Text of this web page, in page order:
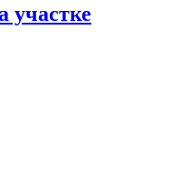
участке